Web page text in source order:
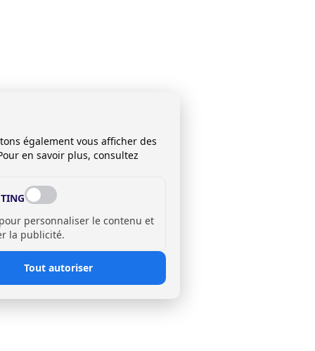
également vous afficher des
en savoir plus, consultez
personnaliser le contenu et
la publicité.
Tout autoriser